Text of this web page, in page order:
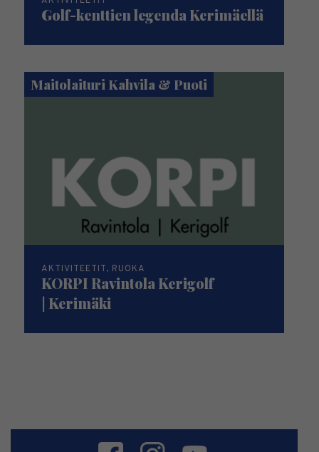
Golf-kenttien legenda Kerimäellä
Maitolaituri Kahvila & Puoti
AKTIVITEETIT, RUOKA
KORPI Ravintola Kerigolf
| Kerimäki